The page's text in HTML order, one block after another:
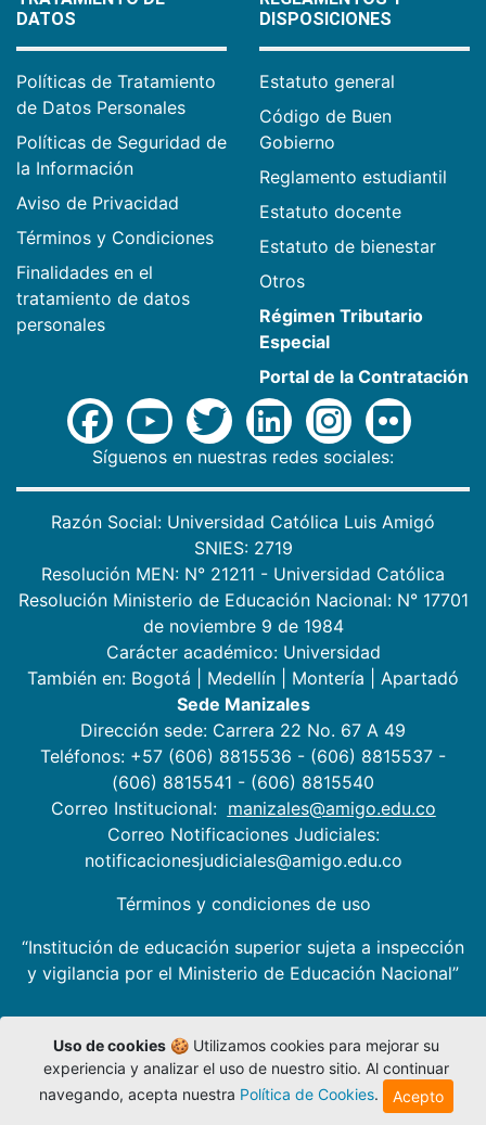
DATOS
Políticas de Tratamiento
de Datos Personales
Políticas de Seguridad de
la Información
Aviso de Privacidad
Términos y Condiciones
Finalidades en el
tratamiento de datos
personales
DISPOSICIONES
Estatuto general
Código de Buen
Gobierno
Reglamento estudiantil
Estatuto docente
Estatuto de bienestar
Otros
Régimen Tributario
Especial
Portal de la Contratación
Síguenos en nuestras redes sociales:
Razón Social: Universidad Católica Luis Amigó
SNIES: 2719
Resolución MEN: N° 21211 - Universidad Católica
Resolución Ministerio de Educación Nacional: N° 17701
de noviembre 9 de 1984
Carácter académico: Universidad
También en: Bogotá Medellín Montería
Apartadó
Sede Manizales
Dirección sede: Carrera 22 No. 67 A 49
Teléfonos: +57 (606) 8815536 - (606) 8815537 -
(606) 8815541 - (606) 8815540
Correo Institucional: manizales@amigo.edu.co
Correo Notificaciones Judiciales:
notificacionesjudiciales@amigo.edu.co
Términos y condiciones de uso
“Institución de educación superior sujeta a inspección
y vigilancia por el Ministerio de Educación Nacional”
Uso de cookies🍪 Utilizamos cookies para mejorar su
experiencia y analizar el uso de nuestro sitio. Al continuar
navegando, acepta nuestra Política de Cookies. Acepto